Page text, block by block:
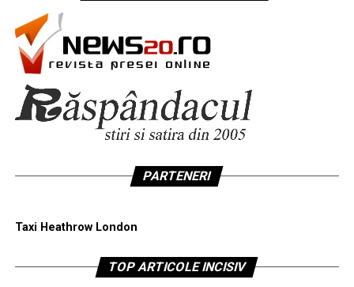
PARTENERI
Taxi Heathrow London
TOP ARTICOLE INCISIV